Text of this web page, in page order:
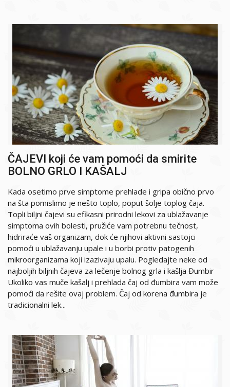
ČAJEVI koji će vam pomoći da smirite
BOLNO GRLO I KAŠALJ
Kada osetimo prve simptome prehlade i gripa obično prvo
na šta pomislimo je nešto toplo, poput šolje toplog čaja.
Topli biljni čajevi su efikasni prirodni lekovi za ublažavanje
simptoma ovih bolesti, pružiće vam potrebnu tečnost,
hidriraće vaš organizam, dok će njihovi aktivni sastojci
pomoći u ublažavanju upale i u borbi protiv patogenih
mikroorganizama koji izazivaju upalu. Pogledajte neke od
najboljih biljnih čajeva za lečenje bolnog grla i kašlja Đumbir
Ukoliko vas muče kašalj i prehlada čaj od đumbira vam može
pomoći da rešite ovaj problem. Čaj od korena đumbira je
tradicionalni lek...